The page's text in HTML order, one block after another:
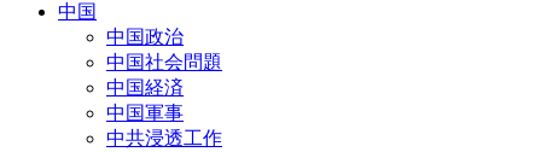
中国
中国政治
中国社会問題
中国経済
中国軍事
中共浸透工作